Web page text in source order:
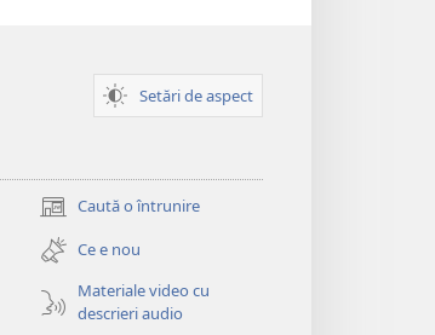
Setări de aspect
Caută o întrunire
(se
deschide
o
fereastră
nouă)
Ce e nou
Materiale video cu
descrieri audio